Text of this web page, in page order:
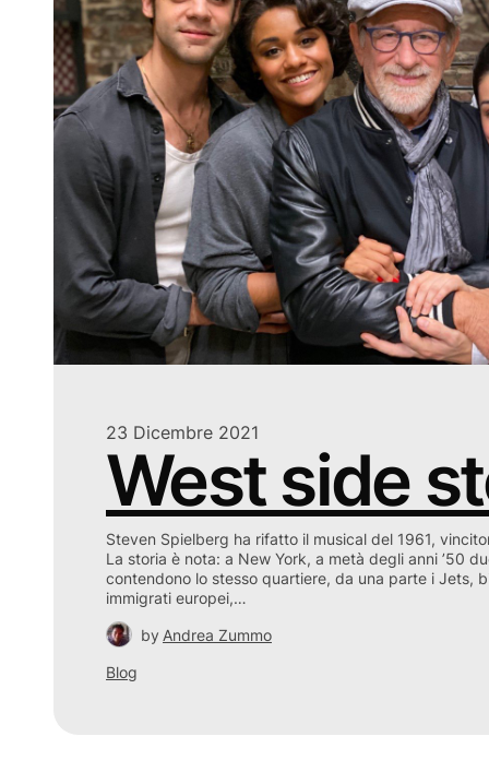
23 Dicembre 2021
West side
Steven Spielberg ha rifatto il musical del 1961,
La storia è nota: a New York, a metà degli anni ’50
contendono lo stesso quartiere, da una parte i Jets,
immigrati europei,…
by Andrea Zummo
Blog